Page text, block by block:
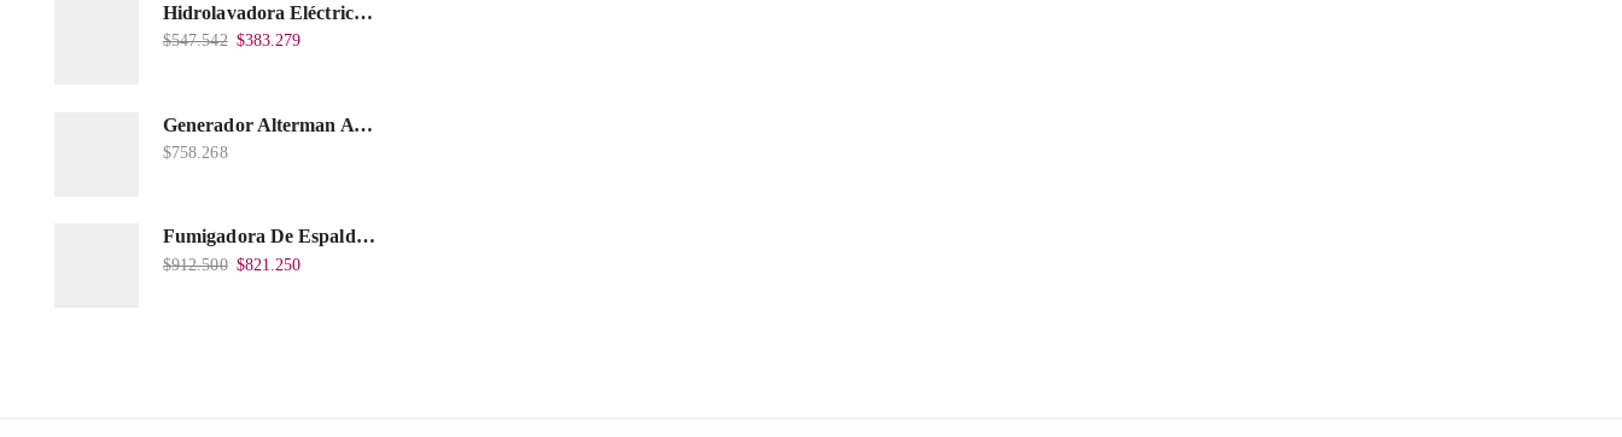
Hidrolavadora Eléctrica Takima 1.400W 1.600Psi, Tkepw-1600-A.
$547.542 $383.279
Generador Alterman A Gasolina 2T, 950W, Encendido Manual, 120 V, Con Chasis, EGG950-I.
$758.268
Fumigadora De Espalda Alterman Gasolina 2T, 26 Cc, Bomba Nylon Libre Mantenimiento, Tf900-A.
$912.500 $821.250